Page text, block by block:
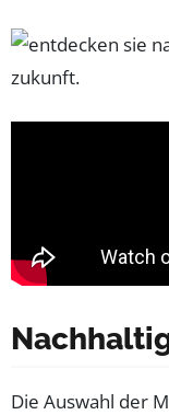
Die Auswahl der